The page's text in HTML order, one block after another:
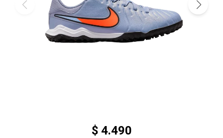
$ 4.490